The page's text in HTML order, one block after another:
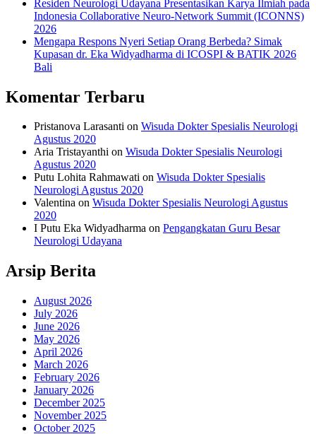
Residen Neurologi Udayana Presentasikan Karya Ilmiah pada
Indonesia Collaborative Neuro-Network Summit (ICONNS)
2026
Mengapa Respons Nyeri Setiap Orang Berbeda? Simak
Kupasan dr. Eka Widyadharma di ICOSPI & BATIK 2026
Bali
Komentar Terbaru
Pristanova Larasanti on Wisuda Dokter Spesialis Neurologi
Agustus 2020
Aria Tristayanthi on Wisuda Dokter Spesialis Neurologi
Agustus 2020
Putu Lohita Rahmawati on Wisuda Dokter Spesialis
Neurologi Agustus 2020
Valentina on Wisuda Dokter Spesialis Neurologi Agustus
2020
I Putu Eka Widyadharma on Pengangkatan Guru Besar
Neurologi Udayana
Arsip Berita
August 2026
July 2026
June 2026
May 2026
April 2026
March 2026
February 2026
January 2026
December 2025
November 2025
October 2025